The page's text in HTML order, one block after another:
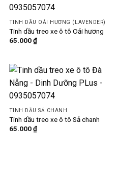
TINH DẦU OẢI HƯƠNG (LAVENDER)
Tinh dầu treo xe ô tô Oải hương
65.000₫
TINH DẦU SẢ CHANH
Tinh dầu treo xe ô tô Sả chanh
65.000₫